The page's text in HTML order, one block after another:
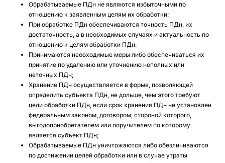
Обрабатываемые ПДн не являются избыточными по
отношению к заявленным целям их обработки;
При обработке ПДн обеспечиваются точность ПДн, их
достаточность, а в необходимых случаях и актуальность по
отношению к целям обработки ПДн.
Принимаются необходимые меры либо обеспечиваться их
принятие по удалению или уточнению неполных или
неточных ПДн;
Хранение ПДн осуществляется в форме, позволяющей
определить субъекта ПДн, не дольше, чем этого требуют
цели обработки ПДн, если срок хранения ПДн не установлен
федеральным законом, договором, стороной которого,
выгодоприобретателем или поручителем по которому
является субъект ПДн;
Обрабатываемые ПДн уничтожаются либо обезличиваются
по достижении целей обработки или в случае утраты